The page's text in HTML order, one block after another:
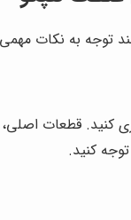
توجه به نکات
قطعات اصلی،
کنید.